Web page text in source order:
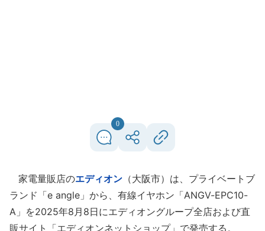
0
家電量販店のエディオン （大阪市）は、プライベートブ
ランド「e angle」から、有線イヤホン「ANGV-EPC10-
A」を2025年8月8日にエディオングループ全店および直
販サイト「エディオンネットショップ」で発売する。